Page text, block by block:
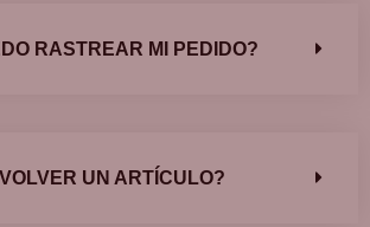
RASTREAR MI PEDIDO?
UN ARTÍCULO?